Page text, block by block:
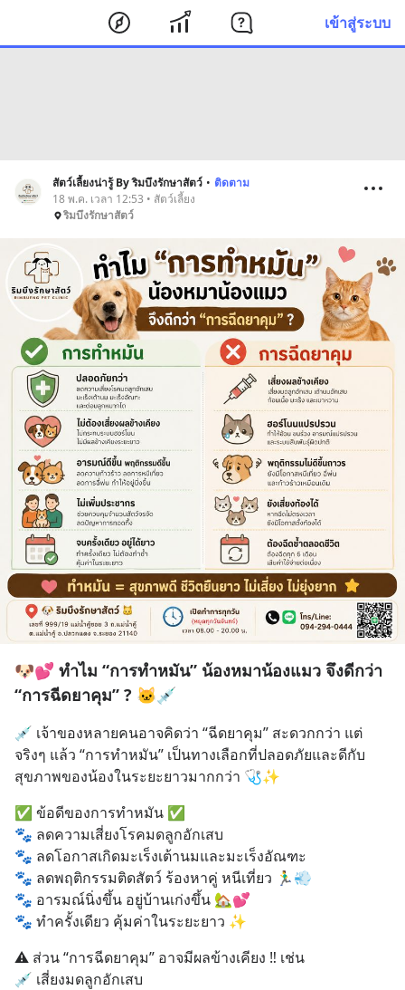
เข้าสู่ระบบ
สัตว์เลี้ยงน่ารู้ By ริมบึงรักษาสัตว์ • ติดตาม
18 พ.ค. เวลา 12:53 • สัตว์เลี้ยง
ริมบึงรักษาสัตว์
🐶💕 ทำไม “การทำหมัน” น้องหมาน้องแมว จึงดีกว่า
“การฉีดยาคุม” ? 🐱💉
💉 เจ้าของหลายคนอาจคิดว่า “ฉีดยาคุม” สะดวกกว่า แต่
จริงๆ แล้ว “การทำหมัน” เป็นทางเลือกที่ปลอดภัยและดีกับ
สุขภาพของน้องในระยะยาวมากกว่า 🩺✨
✅ ข้อดีของการทำหมัน ✅️
🐾 ลดความเสี่ยงโรคมดลูกอักเสบ
🐾 ลดโอกาสเกิดมะเร็งเต้านมและมะเร็งอัณฑะ
🐾 ลดพฤติกรรมติดสัตว์ ร้องหาคู่ หนีเที่ยว 🏃‍♂️💨
🐾 อารมณ์นิ่งขึ้น อยู่บ้านเก่งขึ้น 🏡💕
🐾 ทำครั้งเดียว คุ้มค่าในระยะยาว ✨
⚠️ ส่วน “การฉีดยาคุม” อาจมีผลข้างเคียง ‼️ เช่น
💉 เสี่ยงมดลูกอักเสบ